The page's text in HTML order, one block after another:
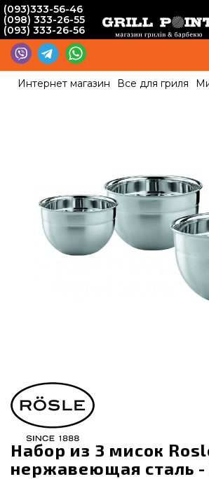
(093)333-56-46
(098) 333-26-55
(093) 333-26-56
Интернет магазин Все для гриля
Набор из 3 мисок
нержавеющая сталь -